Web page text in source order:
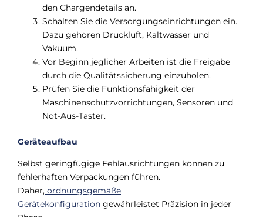
den Chargendetails an.
Schalten Sie die Versorgungseinrichtungen ein.
Dazu gehören Druckluft, Kaltwasser und
Vakuum.
Vor Beginn jeglicher Arbeiten ist die Freigabe
durch die Qualitätssicherung einzuholen.
Prüfen Sie die Funktionsfähigkeit der
Maschinenschutzvorrichtungen, Sensoren und
Not-Aus-Taster.
Geräteaufbau
Selbst geringfügige Fehlausrichtungen können zu
fehlerhaften Verpackungen führen.
Daher, ordnungsgemäße
Gerätekonfiguration gewährleistet Präzision in jeder